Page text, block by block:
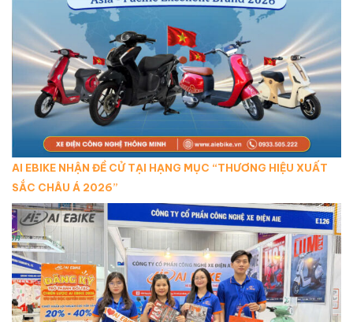
AI EBIKE NHẬN ĐỀ CỬ TẠI HẠNG MỤC “THƯƠNG HIỆU XUẤT
SẮC CHÂU Á 2026”